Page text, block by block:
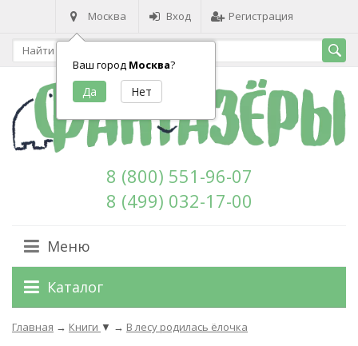
Москва
Ваш город Москва?
Вход Регистрация
8 (800) 551-96-07
8 (499) 032-17-00
Меню
Каталог
Главная → Книги ▼ → В лесу родилась ёлочка